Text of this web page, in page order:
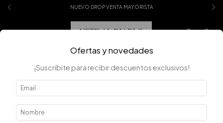
NUEVO DROP VENTA MAYORISTA
Error - 404
La página que estás buscando no existe.
Ofertas y novedades
¡Suscribite para recibir descuentos exclusivos!